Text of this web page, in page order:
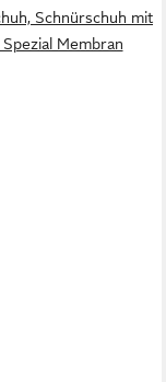
Schnürschuh mit
Spezial Membran